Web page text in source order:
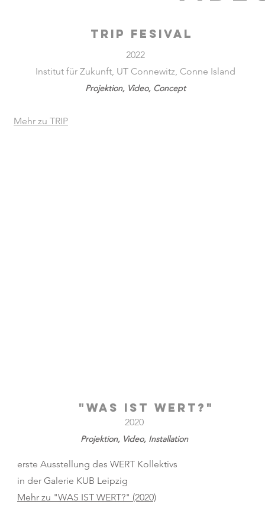
TRIP FESIVAL
2022
Institut für Zukunft, UT Connewitz, Conne Island
Projektion, Video, Concept
Mehr zu TRIP
erste Ausstellung des WERT Kollektivs
in der Galerie KUB Leipzig
Mehr zu "WAS IST WERT?" (2020)
2020
Projektion, Video, Installation
"WAS IST WERT?"